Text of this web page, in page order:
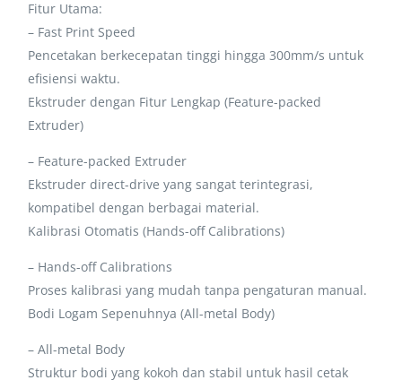
Fitur Utama:
– Fast Print Speed
Pencetakan berkecepatan tinggi hingga 300mm/s untuk
efisiensi waktu.
Ekstruder dengan Fitur Lengkap (Feature-packed
Extruder)
– Feature-packed Extruder
Ekstruder direct-drive yang sangat terintegrasi,
kompatibel dengan berbagai material.
Kalibrasi Otomatis (Hands-off Calibrations)
– Hands-off Calibrations
Proses kalibrasi yang mudah tanpa pengaturan manual.
Bodi Logam Sepenuhnya (All-metal Body)
– All-metal Body
Struktur bodi yang kokoh dan stabil untuk hasil cetak